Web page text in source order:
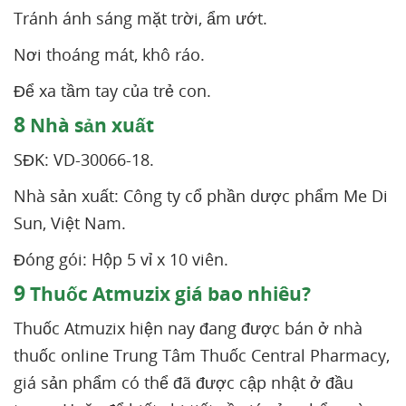
Tránh ánh sáng mặt trời, ẩm ướt.
Nơi thoáng mát, khô ráo.
Để xa tầm tay của trẻ con.
8 Nhà sản xuất
SĐK: VD-30066-18.
Nhà sản xuất: Công ty cổ phần dược phẩm Me Di
Sun, Việt Nam.
Đóng gói: Hộp 5 vỉ x 10 viên.
9Thuốc Atmuzix giá bao nhiêu?
Thuốc Atmuzix hiện nay đang được bán ở nhà
thuốc online Trung Tâm Thuốc Central Pharmacy,
giá sản phẩm có thể đã được cập nhật ở đầu